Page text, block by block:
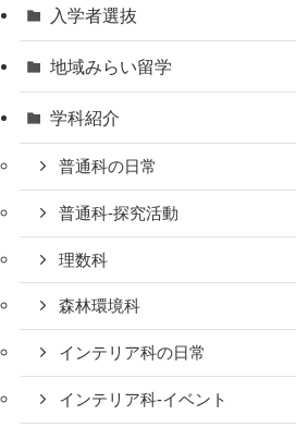
入学者選抜
地域みらい留学
学科紹介
普通科の日常
普通科-探究活動
理数科
森林環境科
インテリア科の日常
インテリア科-イベント